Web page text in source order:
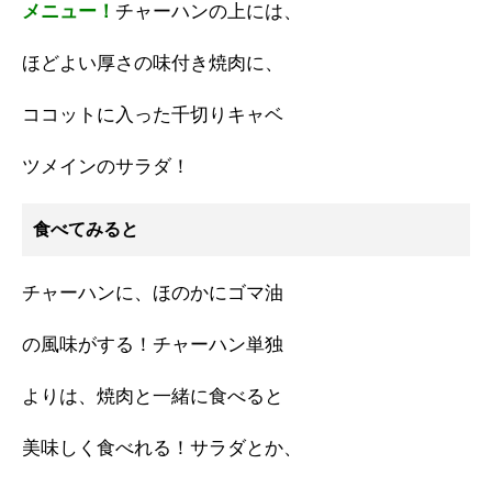
メニュー！ チャーハンの上には、
ほどよい厚さの味付き焼肉に、
ココットに入った千切りキャベ
ツメインのサラダ！
食べてみると
チャーハンに、ほのかにゴマ油
の風味がする！チャーハン単独
よりは、焼肉と一緒に食べると
美味しく食べれる！サラダとか、